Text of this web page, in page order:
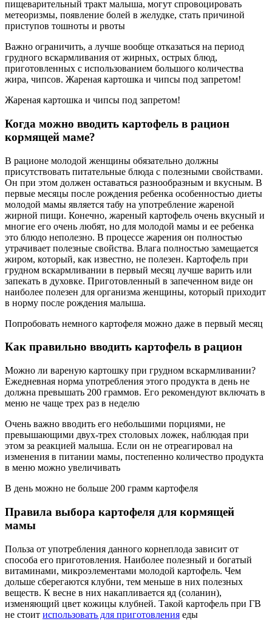
пищеварительный тракт малыша, могут спровоцировать
метеоризмы, появление болей в желудке, стать причиной
приступов тошноты и рвоты
Важно ограничить, а лучше вообще отказаться на период
грудного вскармливания от жирных, острых блюд,
приготовленных с использованием большого количества
жира, чипсов. Жареная картошка и чипсы под запретом!
Жареная картошка и чипсы под запретом!
Когда можно вводить картофель в рацион
кормящей маме?
В рационе молодой женщины обязательно должны
присутствовать питательные блюда с полезными свойствами.
Он при этом должен оставаться разнообразным и вкусным. В
первые месяцы после рождения ребенка особенностью диеты
молодой мамы является табу на употребление жареной
жирной пищи. Конечно, жареный картофель очень вкусный и
многие его очень любят, но для молодой мамы и ее ребенка
это блюдо неполезно. В процессе жарения он полностью
утрачивает полезные свойства. Влага полностью замещается
жиром, который, как известно, не полезен. Картофель при
грудном вскармливании в первый месяц лучше варить или
запекать в духовке. Приготовленный в запеченном виде он
наиболее полезен для организма женщины, который приходит
в норму после рождения малыша.
Попробовать немного картофеля можно даже в первый месяц
Как правильно вводить картофель в рацион
Можно ли вареную картошку при грудном вскармливании?
Ежедневная норма употребления этого продукта в день не
должна превышать 200 граммов. Его рекомендуют включать в
меню не чаще трех раз в неделю
Очень важно вводить его небольшими порциями, не
превышающими двух-трех столовых ложек, наблюдая при
этом за реакцией малыша. Если он не отреагировал на
изменения в питании мамы, постепенно количество продукта
в меню можно увеличивать
В день можно не больше 200 грамм картофеля
Правила выбора картофеля для кормящей
мамы
Польза от употребления данного корнеплода зависит от
способа его приготовления. Наиболее полезный и богатый
витаминами, микроэлементами молодой картофель. Чем
дольше сберегаются клубни, тем меньше в них полезных
веществ. К весне в них накапливается яд (соланин),
изменяющий цвет кожицы клубней. Такой картофель при ГВ
не стоит использовать для приготовления еды